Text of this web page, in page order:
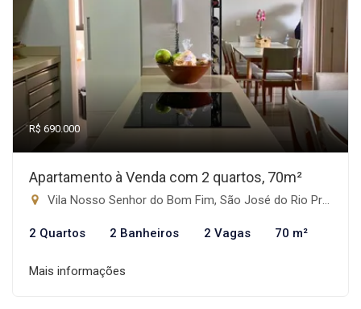
R$ 690.000
Apartamento à Venda com 2 quartos, 70m²
Vila Nosso Senhor do Bom Fim, São José do Rio Preto-SP
2 Quartos 2 Banheiros 2 Vagas 70 m²
Mais informações